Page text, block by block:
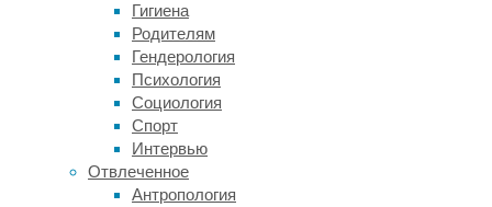
Гигиена
Родителям
Гендерология
Психология
Социология
Спорт
Интервью
Отвлеченное
Антропология
похудению:
правда
или
миф?